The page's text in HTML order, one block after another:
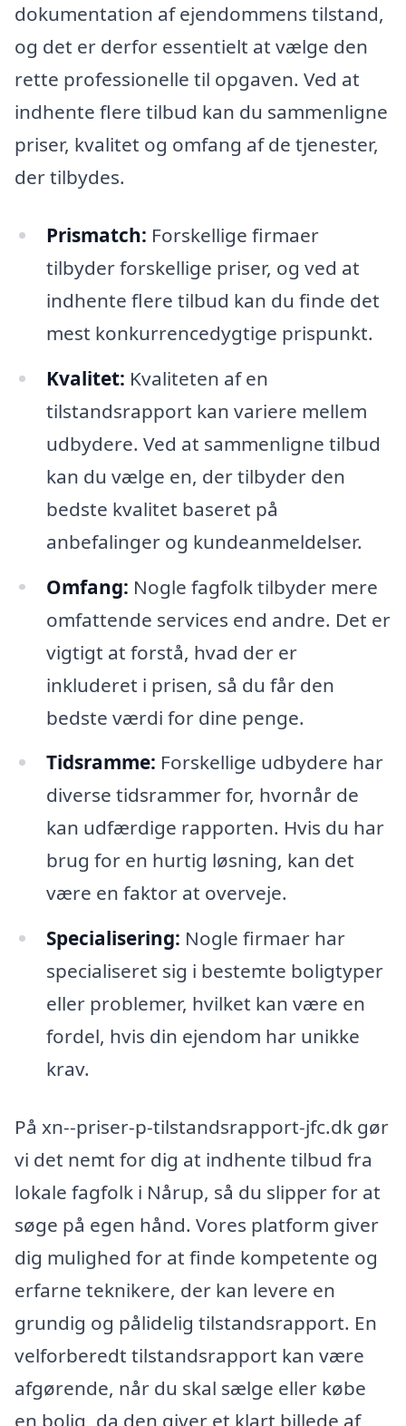
dokumentation af ejendommens tilstand,
og det er derfor essentielt at vælge den
rette professionelle til opgaven. Ved at
indhente flere tilbud kan du sammenligne
priser, kvalitet og omfang af de tjenester,
der tilbydes.
Prismatch: Forskellige firmaer
tilbyder forskellige priser, og ved at
indhente flere tilbud kan du finde det
mest konkurrencedygtige prispunkt.
Kvalitet: Kvaliteten af en
tilstandsrapport kan variere mellem
udbydere. Ved at sammenligne tilbud
kan du vælge en, der tilbyder den
bedste kvalitet baseret på
anbefalinger og kundeanmeldelser.
Omfang: Nogle fagfolk tilbyder mere
omfattende services end andre. Det er
vigtigt at forstå, hvad der er
inkluderet i prisen, så du får den
bedste værdi for dine penge.
Tidsramme: Forskellige udbydere har
diverse tidsrammer for, hvornår de
kan udfærdige rapporten. Hvis du har
brug for en hurtig løsning, kan det
være en faktor at overveje.
Specialisering: Nogle firmaer har
specialiseret sig i bestemte boligtyper
eller problemer, hvilket kan være en
fordel, hvis din ejendom har unikke
krav.
På xn--priser-p-tilstandsrapport-jfc.dk gør
vi det nemt for dig at indhente tilbud fra
lokale fagfolk i Nårup, så du slipper for at
søge på egen hånd. Vores platform giver
dig mulighed for at finde kompetente og
erfarne teknikere, der kan levere en
grundig og pålidelig tilstandsrapport. En
velforberedt tilstandsrapport kan være
afgørende, når du skal sælge eller købe
en bolig, da den giver et klart billede af